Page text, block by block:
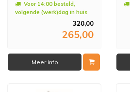
Geborsteld Messing Goud
Voor 14:00 besteld,
volgende (werk)dag in huis
320,00
265,00
Meer info